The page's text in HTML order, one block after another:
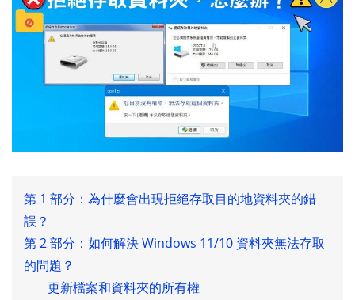
第 1 部分：為什麼會出現拒絕存取目的地資料夾的錯
誤？
第 2 部分：如何解決 Windows 11/10 資料夾無法存取
的問題？
更新檔案和資料夾的所有權